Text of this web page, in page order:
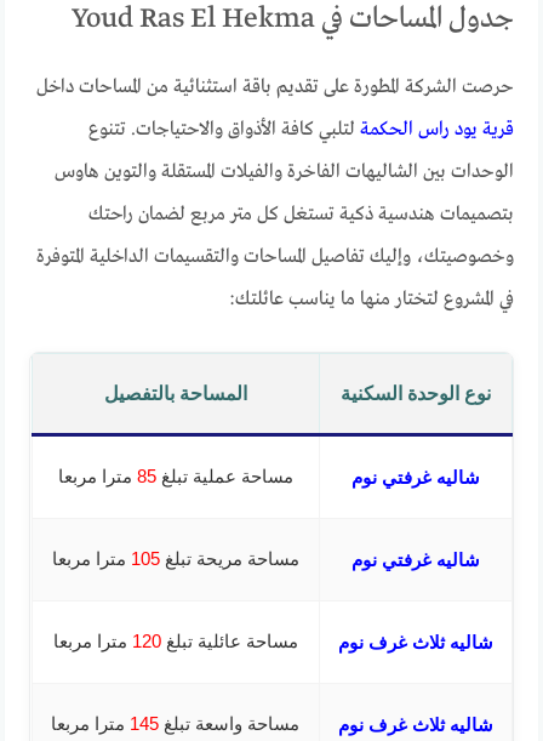
جدول المساحات في Youd Ras El Hekma
حرصت الشركة المطورة على تقديم باقة استثنائية من المساحات داخل
قرية يود راس الحكمة لتلبي كافة الأذواق والاحتياجات. تتنوع
الوحدات بين الشاليهات الفاخرة والفيلات المستقلة والتوين هاوس
بتصميمات هندسية ذكية تستغل كل متر مربع لضمان راحتك
وخصوصيتك، وإليك تفاصيل المساحات والتقسيمات الداخلية المتوفرة
في المشروع لتختار منها ما يناسب عائلتك:
نوع الوحدة السكنية المساحة بالتفصيل
شاليه غرفتي نوم مساحة عملية تبلغ85 مترا مربعا
شاليه غرفتي نوم مساحة مريحة تبلغ105 مترا مربعا
شاليه ثلاث غرف نوم مساحة عائلية تبلغ120 مترا مربعا
شاليه ثلاث غرف نوم مساحة واسعة تبلغ 145 مترا مربعا